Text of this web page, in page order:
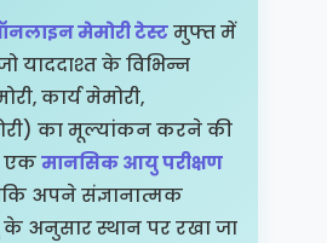
मेमोरी टेस्टमुफ्त में
याददाश्त के विभिन्न
कार्य मेमोरी,
का मूल्यांकन करने की
एकमानसिक आयु परीक्षण
अपने संज्ञानात्मक
के अनुसार स्थान पर रखा जा